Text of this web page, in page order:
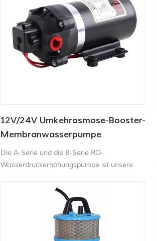
12V/24V Umkehrosmose-Booster-
Membranwasserpumpe
Die A-Serie und die B-Serie RO-
Wasserdruckerhöhungspumpe ist unsere
den Dauerbetrieb. Sie bietet zuverlässige
Leistung bei Anwendungen mit mittlerem
Wasserdurchfluss und hohem Druck.